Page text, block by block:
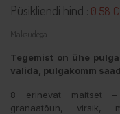
Püsikliendi hind : 0.58 €
Maksudega
Tegemist on ühe
valida, pulgakomm
8 erinevat maitset –
granaatõun, virsik,